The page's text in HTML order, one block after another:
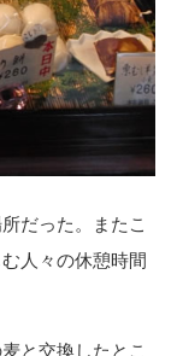
だった。またこ
人々の休憩時間
と交換したとこ